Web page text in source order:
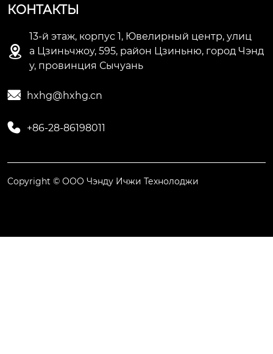
КОНТАКТЫ

13-й этаж, корпус 1, Ювелирный центр, улиц
а Цзиньчжоу, 595, район Цзиньню, город Чэнд
у, провинция Сычуань
 hxhg@hxhg.cn
 +86-28-86198011
Copyright © ООО Чэнду Ичжи Технолоджи